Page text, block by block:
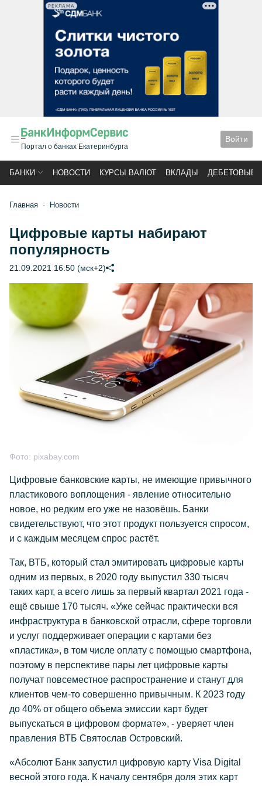
РЕКЛАМА
Портал о банках Екатеринбурга
Войти
БАНКИ НОВОСТИ КУРСЫ ВАЛЮТ ВКЛАДЫ ДЕБЕТОВЫЕ
Главная Новости
Цифровые карты набирают
популярность
21.09.2021 16:50 (мск+2)
Фото: pixabay.com
Цифровые банковские карты, не имеющие привычного
пластикового воплощения - явление относительно
новое, но редким его уже не назовёшь. Банки
свидетельствуют, что этот продукт пользуется спросом,
и с каждым месяцем спрос растёт.
Так, ВТБ, который стал эмитировать цифровые карты
одним из первых, в 2020 году выпустил 330 тысяч
таких карт, а всего лишь за первый квартал 2021 года -
ещё свыше 170 тысяч. «Уже сейчас практически вся
инфраструктура в банковской отрасли, сфере торговли
и услуг поддерживает операции с картами без
«пластика», в том числе оплату с помощью смартфона,
поэтому в перспективе пары лет цифровые карты
получат повсеместное распространение и станут для
клиентов чем-то совершенно привычным. К 2023 году
до 40% от общего объема эмиссии карт будет
выпускаться в цифровом формате», - уверяет член
правления ВТБ Святослав Островский.
«Абсолют Банк запустил цифровую карту Visa Digital
весной этого года. К началу сентября доля этих карт